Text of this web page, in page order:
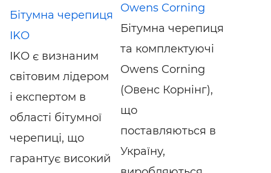
Бітумна черепиця
IKO
IKO є визнаним
світовим лідером
і експертом в
області бітумної
черепиці, що
гарантує високий
Owens Corning
Бітумна черепиця
та комплектуючі
Owens Corning
(Овенс Корнінг),
що
поставляються в
Україну,